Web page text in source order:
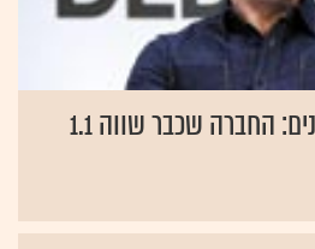
הווטסאפ של הארגונים: החברה שכבר שווה 1.1